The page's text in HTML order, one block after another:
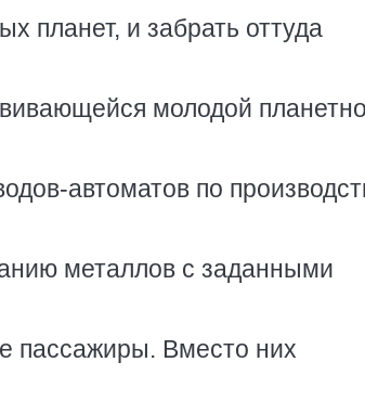
планет, и забрать оттуда
молодой
автоматов по
металлов с заданными
пассажиры. Вместо них